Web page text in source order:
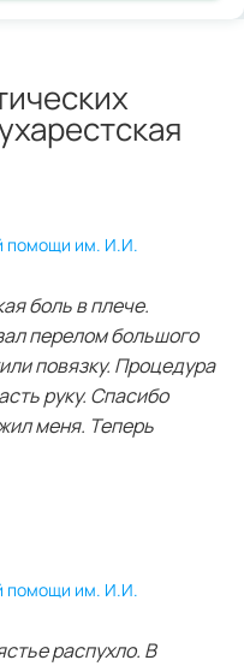
помощи им. И.И.
боль в плече.
перелом большого
повязку. Процедура
руку. Спасибо
меня. Теперь
помощи им. И.И.
распухло. В